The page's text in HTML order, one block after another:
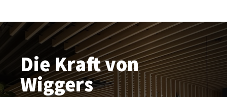
Die Kraft von
Wiggers